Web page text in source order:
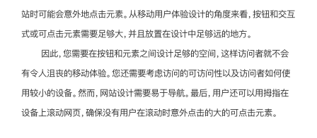
站时可能会意外地点击元素。从移动用户体验设计的角度来看，按钮和交互
式或可点击元素需要足够大，并且放置在设计中足够远的地方。
因此，您需要在按钮和元素之间设计足够的空间，这样访问者就不会
有令人沮丧的移动体验。您还需要考虑访问的可访问性以及访问者如何使
用较小的设备。然而，网站设计需要易于导航。最后，用户还可以用拇指在
设备上滚动网页，确保没有用户在滚动时意外点击的大的可点击元素。